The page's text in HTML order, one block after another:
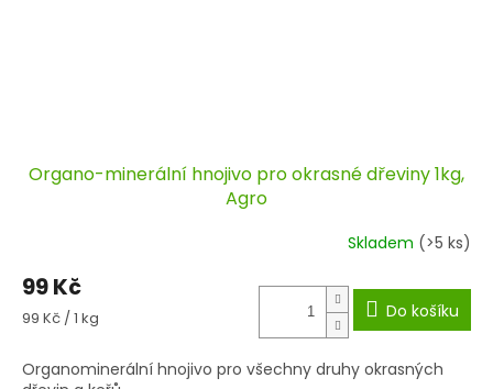
Organo-minerální hnojivo pro okrasné dřeviny 1kg,
Agro
Skladem (>5 ks)
99 Kč
Měrná
99 Kč / 1 kg Do košíku
Organominerální hnojivo pro všechny druhy okrasných